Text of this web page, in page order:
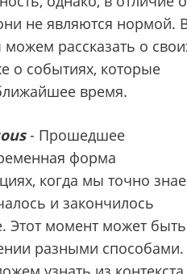
не являются нормой.
рассказать о
о событиях, которые
время.
- Прошедшее
форма
когда мы точно
и закончилось
Этот момент может быть
разными способами.